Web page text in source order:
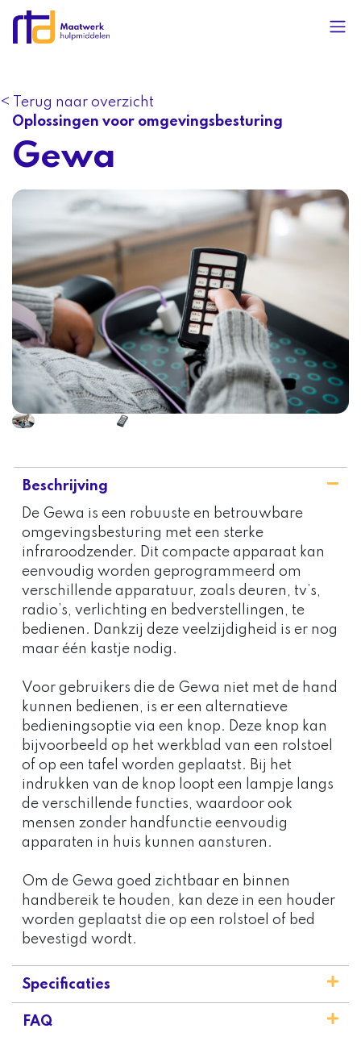
< Terug naar overzicht
Oplossingen voor omgevingsbesturing
Gewa
Beschrijving
De Gewa is een robuuste en betrouwbare
omgevingsbesturing met een sterke
infraroodzender. Dit compacte apparaat kan
eenvoudig worden geprogrammeerd om
verschillende apparatuur, zoals deuren, tv’s,
radio’s, verlichting en bedverstellingen, te
bedienen. Dankzij deze veelzijdigheid is er nog
maar één kastje nodig.
Voor gebruikers die de Gewa niet met de hand
kunnen bedienen, is er een alternatieve
bedieningsoptie via een knop. Deze knop kan
bijvoorbeeld op het werkblad van een rolstoel
of op een tafel worden geplaatst. Bij het
indrukken van de knop loopt een lampje langs
de verschillende functies, waardoor ook
mensen zonder handfunctie eenvoudig
apparaten in huis kunnen aansturen.
Om de Gewa goed zichtbaar en binnen
handbereik te houden, kan deze in een houder
worden geplaatst die op een rolstoel of bed
bevestigd wordt.
Specificaties
FAQ